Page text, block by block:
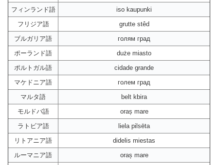
フィンランド語
iso kaupunki
フリジア語
grutte stêd
ブルガリア語
голям град
ポーランド語
duże miasto
ポルトガル語
cidade grande
マケドニア語
голем град
マルタ語
belt kbira
モルドバ語
oraș mare
ラトビア語
liela pilsēta
リトアニア語
didelis miestas
ルーマニア語
oraș mare